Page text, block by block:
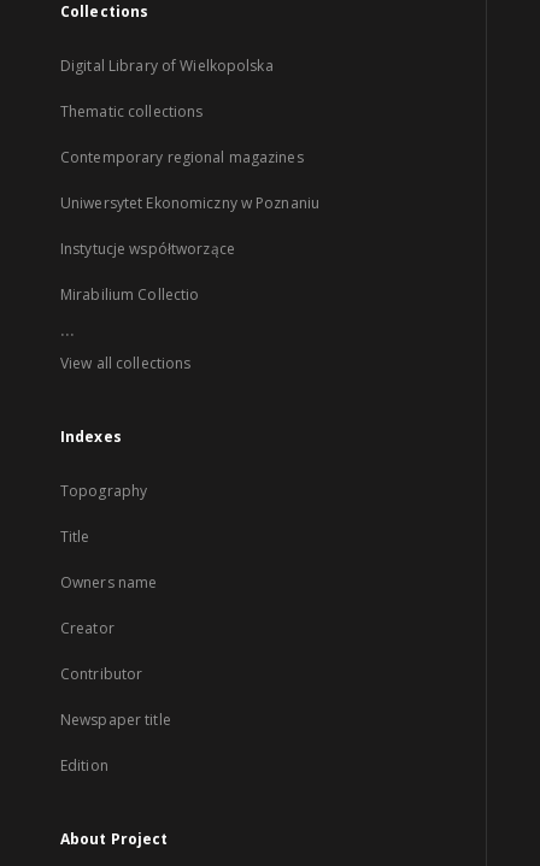
Collections
Digital Library of Wielkopolska
Thematic collections
Contemporary regional magazines
Uniwersytet Ekonomiczny w Poznaniu
Instytucje współtworzące
Mirabilium Collectio
...
View all collections
Indexes
Topography
Title
Owners name
Creator
Contributor
Newspaper title
Edition
About Project